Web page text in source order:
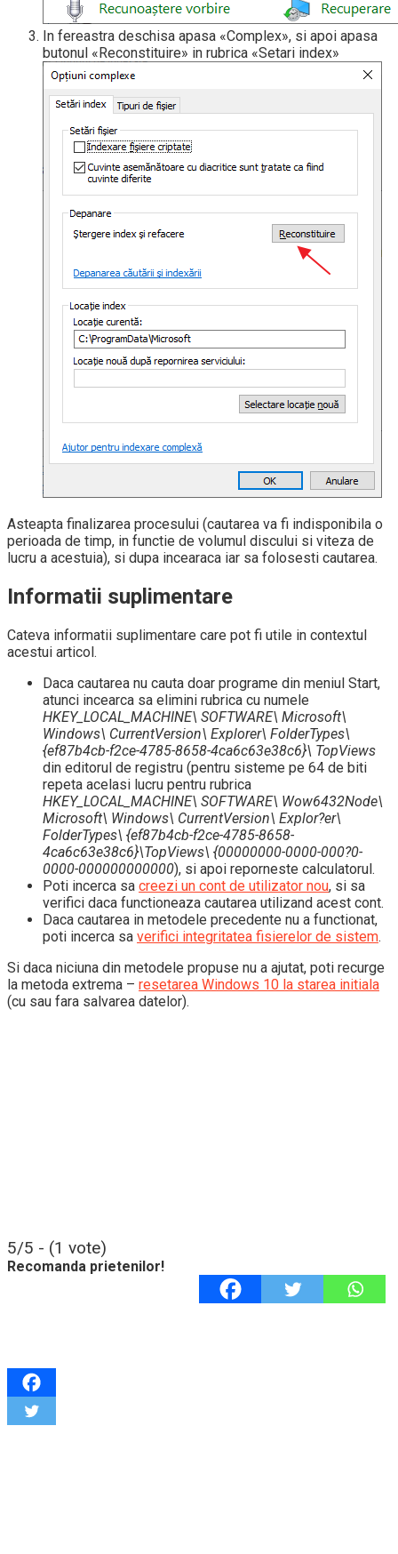
In fereastra deschisa apasa «Complex», si apoi apasa
butonul «Reconstituire» in rubrica «Setari index»
Asteapta finalizarea procesului (cautarea va fi indisponibila o
perioada de timp, in functie de volumul discului si viteza de
lucru a acestuia), si dupa incearaca iar sa folosesti cautarea.
Informatii suplimentare
Cateva informatii suplimentare care pot fi utile in contextul
acestui articol.
Daca cautarea nu cauta doar programe din meniul Start,
atunci incearca sa elimini rubrica cu numele
HKEY_LOCAL_MACHINE\ SOFTWARE\ Microsoft\
Windows\ CurrentVersion\ Explorer\ FolderTypes\
{ef87b4cb-f2ce-4785-8658-4ca6c63e38c6}\ TopViews
din editorul de registru (pentru sisteme pe 64 de biti
repeta acelasi lucru pentru rubrica
HKEY_LOCAL_MACHINE\ SOFTWARE\ Wow6432Node\
Microsoft\ Windows\ CurrentVersion\ Explor?er\
FolderTypes\ {ef87b4cb-f2ce-4785-8658-
4ca6c63e38c6}\TopViews\ {00000000-0000-000?0-
0000-000000000000), si apoi reporneste calculatorul.
Poti incerca sa creezi un cont de utilizator nou, si sa
verifici daca functioneaza cautarea utilizand acest cont.
Daca cautarea in metodele precedente nu a functionat,
poti incerca sa verifici integritatea fisierelor de sistem.
Si daca niciuna din metodele propuse nu a ajutat, poti recurge
la metoda extrema – resetarea Windows 10 la starea initiala
(cu sau fara salvarea datelor).
5/5 - (1 vote)
Recomanda prietenilor!